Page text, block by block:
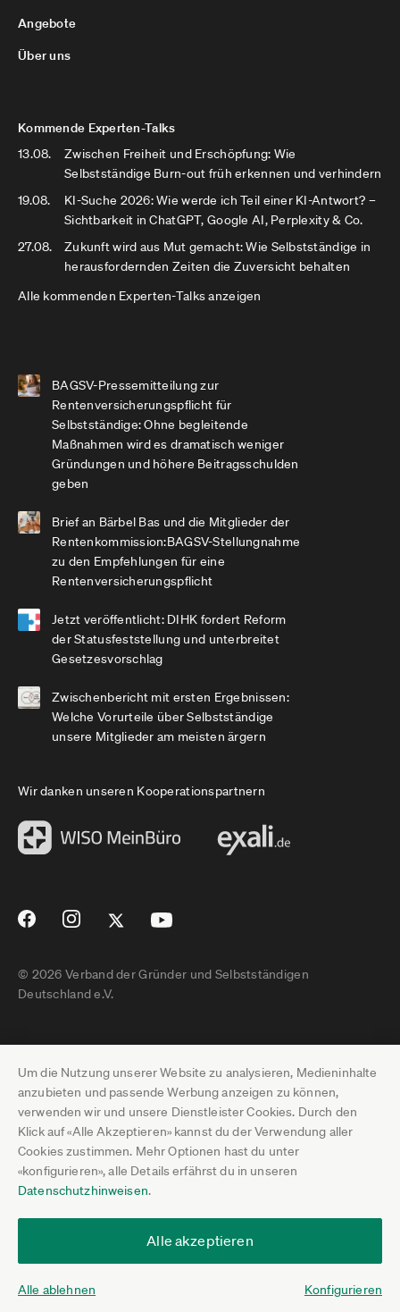
Um die Nutzung unserer Website zu analysieren, Medieninhalte
anzubieten und passende Werbung anzeigen zu können,
verwenden wir und unsere Dienstleister Cookies. Durch den
Klick auf «Alle Akzeptieren» kannst du der Verwendung aller
Cookies zustimmen. Mehr Optionen hast du unter
«konfigurieren», alle Details erfährst du in unseren
Datenschutzhinweisen.
Alle akzeptieren
Alle ablehnen Konfigurieren
Angebote
Über uns
Kommende Experten-Talks
13.08.
Zwischen Freiheit und Erschöpfung: Wie
Selbstständige Burn-out früh erkennen und verhindern
19.08.
KI-Suche 2026: Wie werde ich Teil einer KI-Antwort? –
Sichtbarkeit in ChatGPT, Google AI, Perplexity & Co.
27.08.
Zukunft wird aus Mut gemacht: Wie Selbstständige in
herausfordernden Zeiten die Zuversicht behalten
Alle kommenden Experten-Talks anzeigen
BAGSV-Pressemitteilung zur
Rentenversicherungspflicht für
Selbstständige: Ohne begleitende
Maßnahmen wird es dramatisch weniger
Gründungen und höhere Beitragsschulden
geben
Brief an Bärbel Bas und die Mitglieder der
Rentenkommission:BAGSV-Stellungnahme
zu den Empfehlungen für eine
Rentenversicherungspflicht
Jetzt veröffentlicht: DIHK fordert Reform
der Statusfeststellung und unterbreitet
Gesetzesvorschlag
Zwischenbericht mit ersten Ergebnissen:
Welche Vorurteile über Selbstständige
unsere Mitglieder am meisten ärgern
Wir danken unseren Kooperationspartnern
© 2026 Verband der Gründer und Selbstständigen
Deutschland e.V.
Impressum
Datenschutz
Pressebereich
Jobs